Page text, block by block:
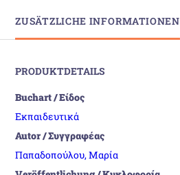
ZUSÄTZLICHE INFORMATIONEN
PRODUKTDETAILS
Buchart / Είδος
Εκπαιδευτικά
Autor / Συγγραφέας
Παπαδοπούλου, Μαρία